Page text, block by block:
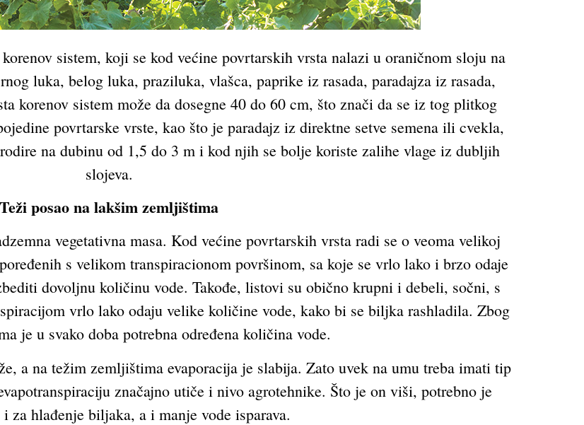
sistem, koji se kod većine povrtarskih vrsta nalazi u oraničnom sloju na
luka, belog luka, praziluka, vlašca, paprike iz rasada, paradajza iz rasada,
korenov sistem može da dosegne 40 do 60 cm, što znači da se iz tog plitkog
povrtarske vrste, kao što je paradajz iz direktne setve semena ili cvekla,
na dubinu od 1,5 do 3 m i kod njih se bolje koriste zalihe vlage iz dubljih
slojeva.
Teži posao na lakšim zemljištima
vegetativna masa. Kod većine povrtarskih vrsta radi se o veoma velikoj
s velikom transpiracionom površinom, sa koje se vrlo lako i brzo odaje
dovoljnu količinu vode. Takođe, listovi su obično krupni i debeli, sočni, s
vrlo lako odaju velike količine vode, kako bi se biljka rashladila. Zbog
je u svako doba potrebna određena količina vode.
a na težim zemljištima evaporacija je slabija. Zato uvek na umu treba imati tip
značajno utiče i nivo agrotehnike. Što je on viši, potrebno je
za hlađenje biljaka, a i manje vode isparava.